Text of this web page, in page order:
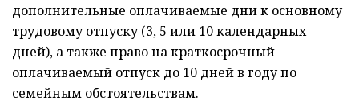
дополнительные оплачиваемые дни к основному
трудовому отпуску (3, 5 или 10 календарных
дней), а также право на краткосрочный
оплачиваемый отпуск до 10 дней в году по
семейным обстоятельствам.